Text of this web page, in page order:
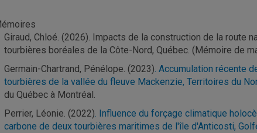
Giraud, Chloé. (2026). Impacts de la construction de la route
tourbières boréales de la Côte-Nord, Québec. (Mémoire de
Germain-Chartrand, Pénélope. (2023). Accumulation récente
tourbières de la vallée du fleuve Mackenzie, Territoires du
du Québec à Montréal.
Perrier, Léonie. (2022). Influence du forçage climatique
carbone de deux tourbières maritimes de l'île d'Anticosti,